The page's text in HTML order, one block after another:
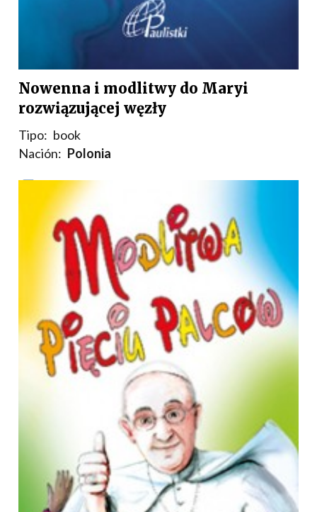
Nowenna i modlitwy do Maryi
rozwiązującej węzły
Tipo: book
Nación: Polonia